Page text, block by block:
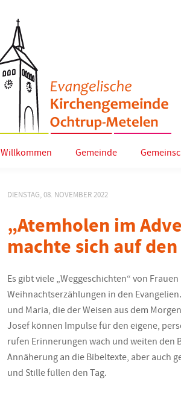
Willkommen Gemeinde
DIENSTAG, 08. NOVEMBER 2022
„Atemholen im
machte sich auf
Es gibt viele „Weggeschichten“ von
Weihnachtserzählungen in den
und Maria, die der Weisen aus dem
Josef können Impulse für den eigene,
rufen Erinnerungen wach und weiten den
Annäherung an die Bibeltexte, aber auch
und Stille füllen den Tag.